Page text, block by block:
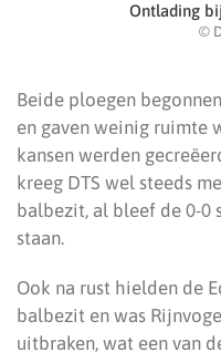
Ontlading
©
Beide ploegen
en gaven weinig ruimte
kansen werden
kreeg DTS wel steeds
balbezit, al bleef de 0-0
staan.
Ook na rust hielden de
balbezit en was
uitbraken, wat een van